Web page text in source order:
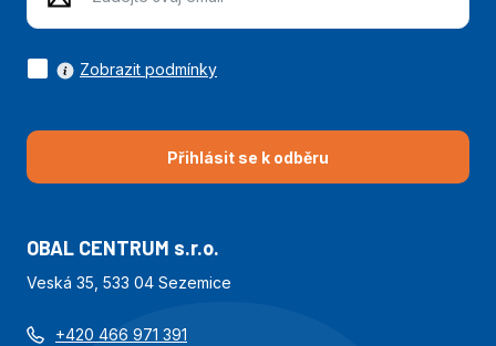
Přihlásit se k odběru
Zobrazit podmínky
OBAL CENTRUM s.r.o.
Veská 35, 533 04 Sezemice
+420 466 971 391